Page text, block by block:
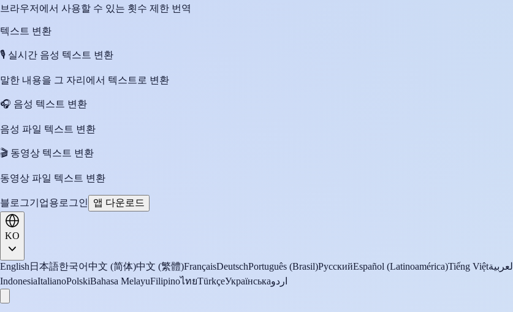
브라우저에서 사용할 수 있는 횟수 제한 번역
텍스트 변환
🎙️ 실시간 음성 텍스트 변환
말한 내용을 그 자리에서 텍스트로 변환
🎧 음성 텍스트 변환
음성 파일 텍스트 변환
🎬 동영상 텍스트 변환
동영상 파일 텍스트 변환
블로그기업용 로그인 앱 다운로드
KO
English 日本語한국어中文 (简体)中文 (繁體)FrançaisDeutschPortuguês (Brasil)РусскийEspañol (Latinoamérica)Tiếng Việtالعربية
IndonesiaItalianoPolskiBahasa MelayuFilipinoไทยTürkçeУкраїнськаاردو